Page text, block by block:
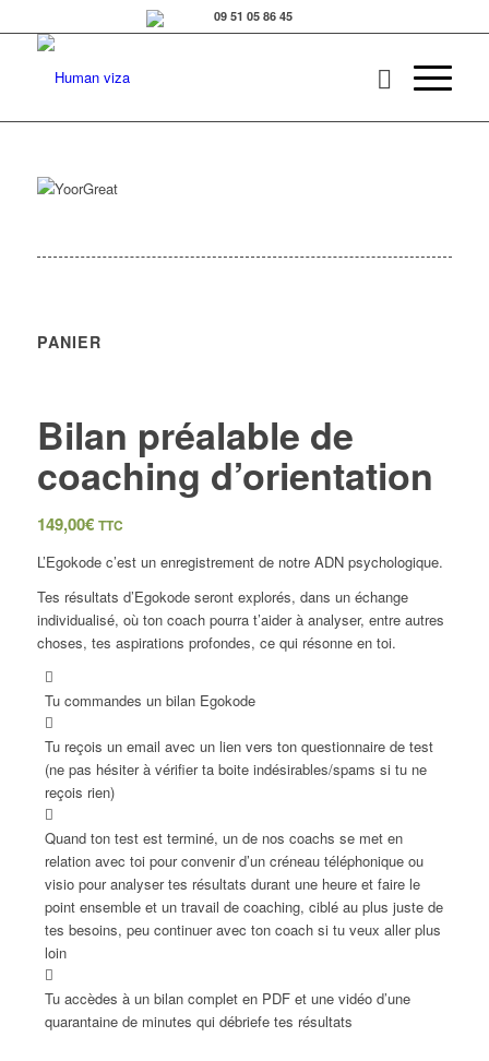
PANIER
Bilan préalable de
coaching d’orientation
149,00€ TTC
L’Egokode c’est un enregistrement de notre ADN psychologique.
Tes résultats d’Egokode seront explorés, dans un échange
individualisé, où ton coach pourra t’aider à analyser, entre autres
choses, tes aspirations profondes, ce qui résonne en toi.
Tu commandes un bilan Egokode
Tu reçois un email avec un lien vers ton questionnaire de test
(ne pas hésiter à vérifier ta boite indésirables/spams si tu ne
reçois rien)
Quand ton test est terminé, un de nos coachs se met en
relation avec toi pour convenir d’un créneau téléphonique ou
visio pour analyser tes résultats durant une heure et faire le
point ensemble et un travail de coaching, ciblé au plus juste de
tes besoins, peu continuer avec ton coach si tu veux aller plus
loin
Tu accèdes à un bilan complet en PDF et une vidéo d’une
quarantaine de minutes qui débriefe tes résultats